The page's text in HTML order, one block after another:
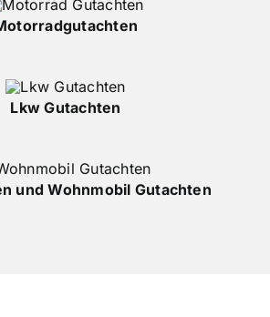
Lkw Gutachten
und Wohnmobil Gutachten